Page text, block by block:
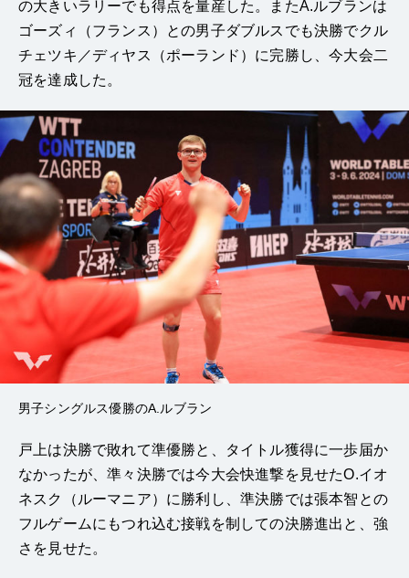
の大きいラリーでも得点を量産した。またA.ルブランは
ゴーズィ（フランス）との男子ダブルスでも決勝でクル
チェツキ／ディヤス（ポーランド）に完勝し、今大会二
冠を達成した。
男子シングルス優勝のA.ルブラン
戸上は決勝で敗れて準優勝と、タイトル獲得に一歩届か
なかったが、準々決勝では今大会快進撃を見せたO.イオ
ネスク（ルーマニア）に勝利し、準決勝では張本智との
フルゲームにもつれ込む接戦を制しての決勝進出と、強
さを見せた。